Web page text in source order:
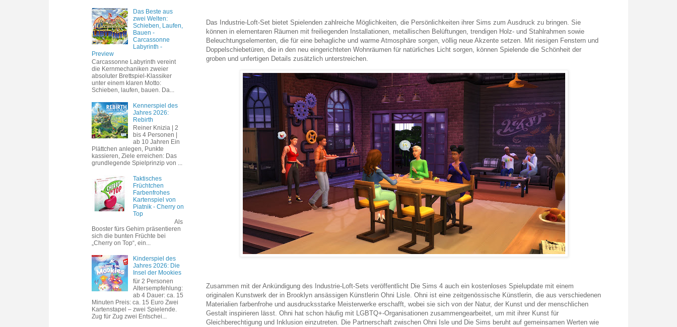
Das Industrie-Loft-Set bietet Spielenden zahlreiche Möglichkeiten, die Persönlichkeiten ihrer Sims zum Ausdruck zu bringen. Sie
können in elementaren Räumen mit freiliegenden Installationen, metallischen Belüftungen, trendigen Holz- und Stahlrahmen sowie
Beleuchtungselementen, die für eine behagliche und warme Atmosphäre sorgen, völlig neue Akzente setzen. Mit riesigen Fenstern und
Doppelschiebetüren, die in den neu eingerichteten Wohnräumen für natürliches Licht sorgen, können Spielende die Schönheit der
groben und unfertigen Details zusätzlich unterstreichen.
Zusammen mit der Ankündigung des Industrie-Loft-Sets veröffentlicht Die Sims 4 auch ein kostenloses Spielupdate mit einem
originalen Kunstwerk der in Brooklyn ansässigen Künstlerin Ohni Lisle. Ohni ist eine zeitgenössische Künstlerin, die aus verschiedenen
Materialien farbenfrohe und ausdrucksstarke Meisterwerke erschafft, wobei sie sich von der Natur, der Kunst und der menschlichen
Gestalt inspirieren lässt. Ohni hat schon häufig mit LGBTQ+-Organisationen zusammengearbeitet, um mit ihrer Kunst für
Gleichberechtigung und Inklusion einzutreten. Die Partnerschaft zwischen Ohni Isle und Die Sims beruht auf gemeinsamen Werten wie
Das Beste aus
zwei Welten:
Schieben, Laufen,
Bauen -
Carcassonne
Labyrinth -
Preview
Carcassonne Labyrinth vereint
die Kernmechaniken zweier
absoluter Brettspiel-Klassiker
unter einem klaren Motto:
Schieben, laufen, bauen. Da...
Kennerspiel des
Jahres 2026:
Rebirth
Reiner Knizia | 2
bis 4 Personen |
ab 10 Jahren Ein
Plättchen anlegen, Punkte
kassieren, Ziele erreichen: Das
grundlegende Spielprinzip von ...
Taktisches
Früchtchen
Farbenfrohes
Kartenspiel von
Piatnik - Cherry on
Top
Als
Booster fürs Gehirn präsentieren
sich die bunten Früchte bei
„Cherry on Top“, ein...
Kinderspiel des
Jahres 2026: Die
Insel der Mookies
für 2 Personen
Altersempfehlung:
ab 4 Dauer: ca. 15
Minuten Preis: ca. 15 Euro Zwei
Kartenstapel – zwei Spielende.
Zug für Zug zwei Entschei...